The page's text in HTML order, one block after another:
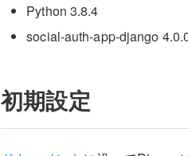
Python 3.8.4
social-auth-app-django
初期設定